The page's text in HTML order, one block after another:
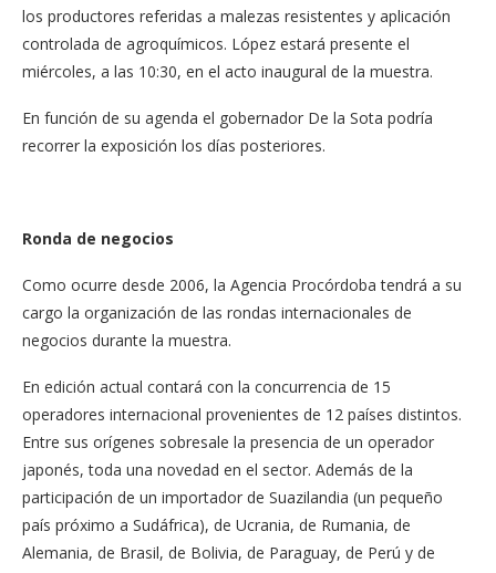
los productores referidas a malezas resistentes y aplicación
controlada de agroquímicos. López estará presente el
miércoles, a las 10:30, en el acto inaugural de la muestra.
En función de su agenda el gobernador De la Sota podría
recorrer la exposición los días posteriores.
Ronda de negocios
Como ocurre desde 2006, la Agencia Procórdoba tendrá a su
cargo la organización de las rondas internacionales de
negocios durante la muestra.
En edición actual contará con la concurrencia de 15
operadores internacional provenientes de 12 países distintos.
Entre sus orígenes sobresale la presencia de un operador
japonés, toda una novedad en el sector. Además de la
participación de un importador de Suazilandia (un pequeño
país próximo a Sudáfrica), de Ucrania, de Rumania, de
Alemania, de Brasil, de Bolivia, de Paraguay, de Perú y de